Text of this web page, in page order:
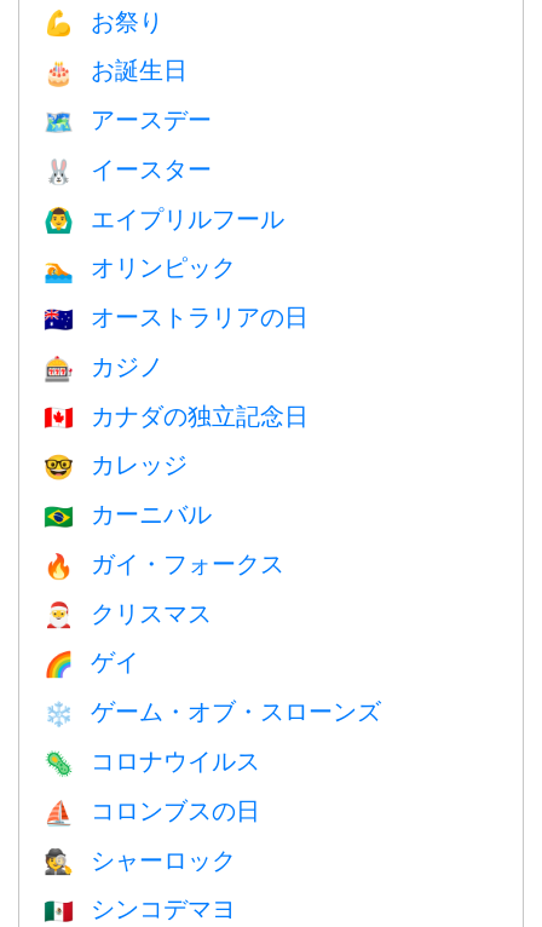
💪 お祭り
🎂 お誕生日
🗺️ アースデー
🐰 イースター
🙆‍♂️ エイプリルフール
🏊 オリンピック
🇦🇺 オーストラリアの日
🎰 カジノ
🇨🇦 カナダの独立記念日
🤓 カレッジ
🇧🇷 カーニバル
🔥 ガイ・フォークス
🎅 クリスマス
🌈 ゲイ
❄️ ゲーム・オブ・スローンズ
🦠 コロナウイルス
⛵️ コロンブスの日
🕵️ シャーロック
🇲🇽 シンコデマヨ